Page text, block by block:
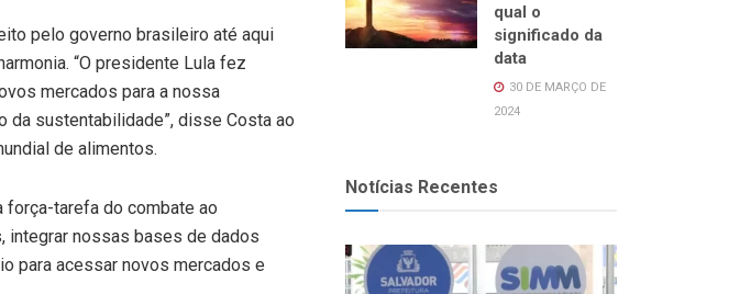
pelo governo brasileiro até aqui
“O presidente Lula fez
mercados para a nossa
da sustentabilidade”, disse Costa ao
de alimentos.
força-tarefa do combate ao
integrar nossas bases de dados
para acessar novos mercados e
qual o
significado da
data
30 DE MARÇO DE
2024
Notícias Recentes